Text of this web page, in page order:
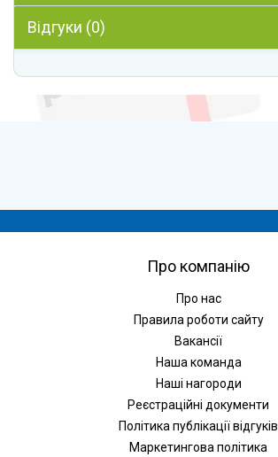
Відгуки (0)
Про компанію
Про нас
Правила роботи сайту
Вакансії
Наша команда
Наші нагороди
Реєстраційні документи
Політика публікації відгуків
Маркетингова політика